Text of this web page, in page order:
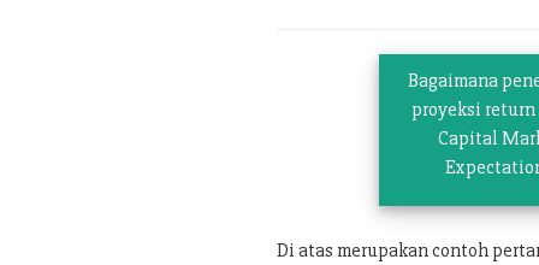
Bagaimana
proyeksi return
Capital
Di atas merupakan contoh